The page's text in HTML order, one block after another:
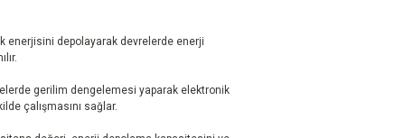
enerjisini depolayarak devrelerde enerji
gerilim dengelemesi yaparak elektronik
çalışmasını sağlar.